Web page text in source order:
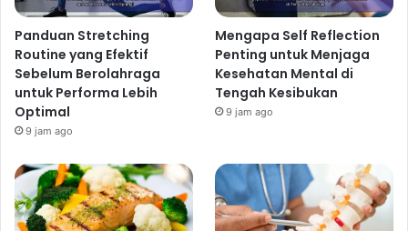
Panduan Stretching
Routine yang Efektif
Sebelum Berolahraga
untuk Performa Lebih
Optimal
9 jam ago
Mengapa Self Reflection
Penting untuk Menjaga
Kesehatan Mental di
Tengah Kesibukan
9 jam ago